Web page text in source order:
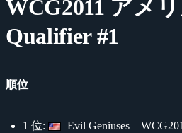
WCG2011 アメ
Qualifier #1
順位
1 位:
Evil Geniuses –